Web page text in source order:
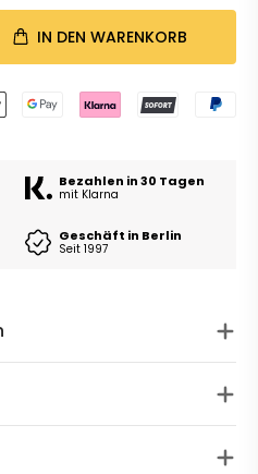
IN DEN WARENKORB
Bezahlen in 30 Tagen
mit Klarna
Geschäft in Berlin
Seit 1997